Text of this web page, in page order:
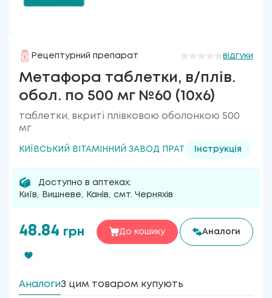
Рецептурний препарат відгуки
Метафора таблетки, в/плів.
обол. по 500 мг №60 (10х6)
таблетки, вкриті плівковою оболонкою 500
мг
КИЇВСЬКИЙ ВІТАМІННИЙ ЗАВОД ПРАТ Інструкція
Доступно в аптеках:
Київ, Вишневе, Канів, смт. Черняхів
48.84 грн До кошику Аналоги
АналогиЗ цим товаром купують